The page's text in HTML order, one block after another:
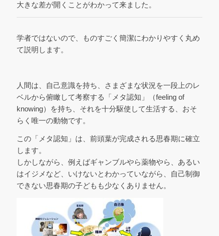
大きな差が開くことがわかって来ました。
学者ではないので、ものすごく簡潔にわかりやすく丸め
て説明します。
人間は、自己意識を持ち、さまざまな状況を一段上のレ
ベルから俯瞰して考察する「メタ認知」（feeling of
knowing）を持ち、それを十分駆使して生活する、おそ
らく唯一の動物です。
この「メタ認知」は、前頭葉が完成される思春期に確立
します。
しかしながら、例えばギャンブルやら薬物やら、あるい
はイジメなど、いけないとわかっていながら、自己制御
できない思春期の子どもも少なくありません。